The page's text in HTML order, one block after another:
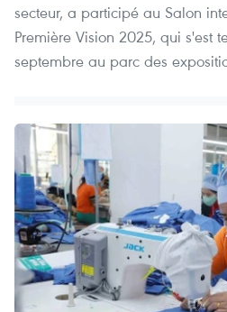
secteur, a participé au Salon
Première Vision 2025, qui s'est
septembre au parc des